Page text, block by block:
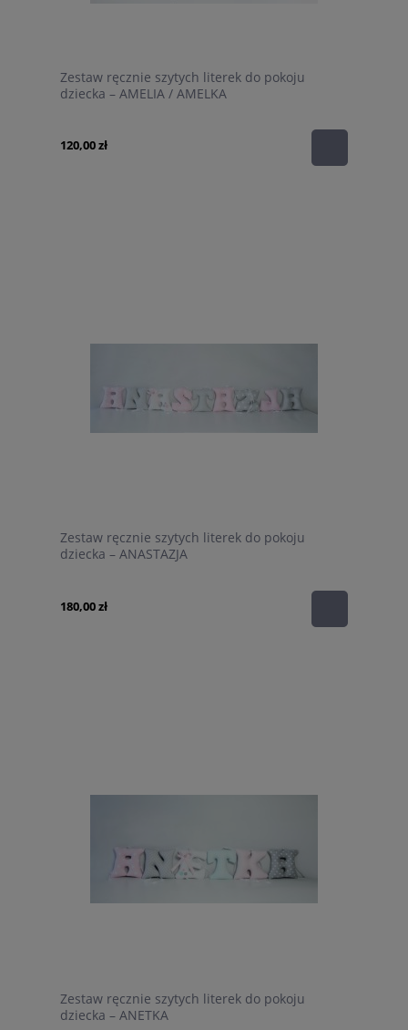
Zestaw ręcznie szytych literek do pokoju
dziecka – AMELIA / AMELKA
120,00 zł
Zestaw ręcznie szytych literek do pokoju
dziecka – ANASTAZJA
180,00 zł
Zestaw ręcznie szytych literek do pokoju
dziecka – ANETKA